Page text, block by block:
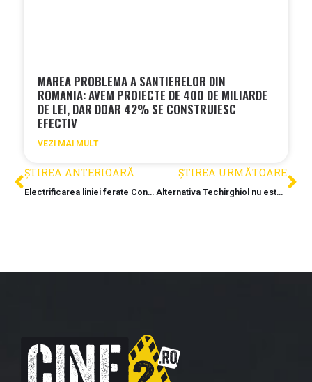
MAREA PROBLEMA A SANTIERELOR DIN
ROMANIA: AVEM PROIECTE DE 400 DE MILIARDE
DE LEI, DAR DOAR 42% SE CONSTRUIESC
EFECTIV
VEZI MAI MULT
ȘTIREA ANTERIOARĂ
Electrificarea liniei ferate Constanta – Mangalia va fi reluata
ȘTIREA URMĂTOARE
Alternativa Techirghiol nu este gata nici dupa zece ani